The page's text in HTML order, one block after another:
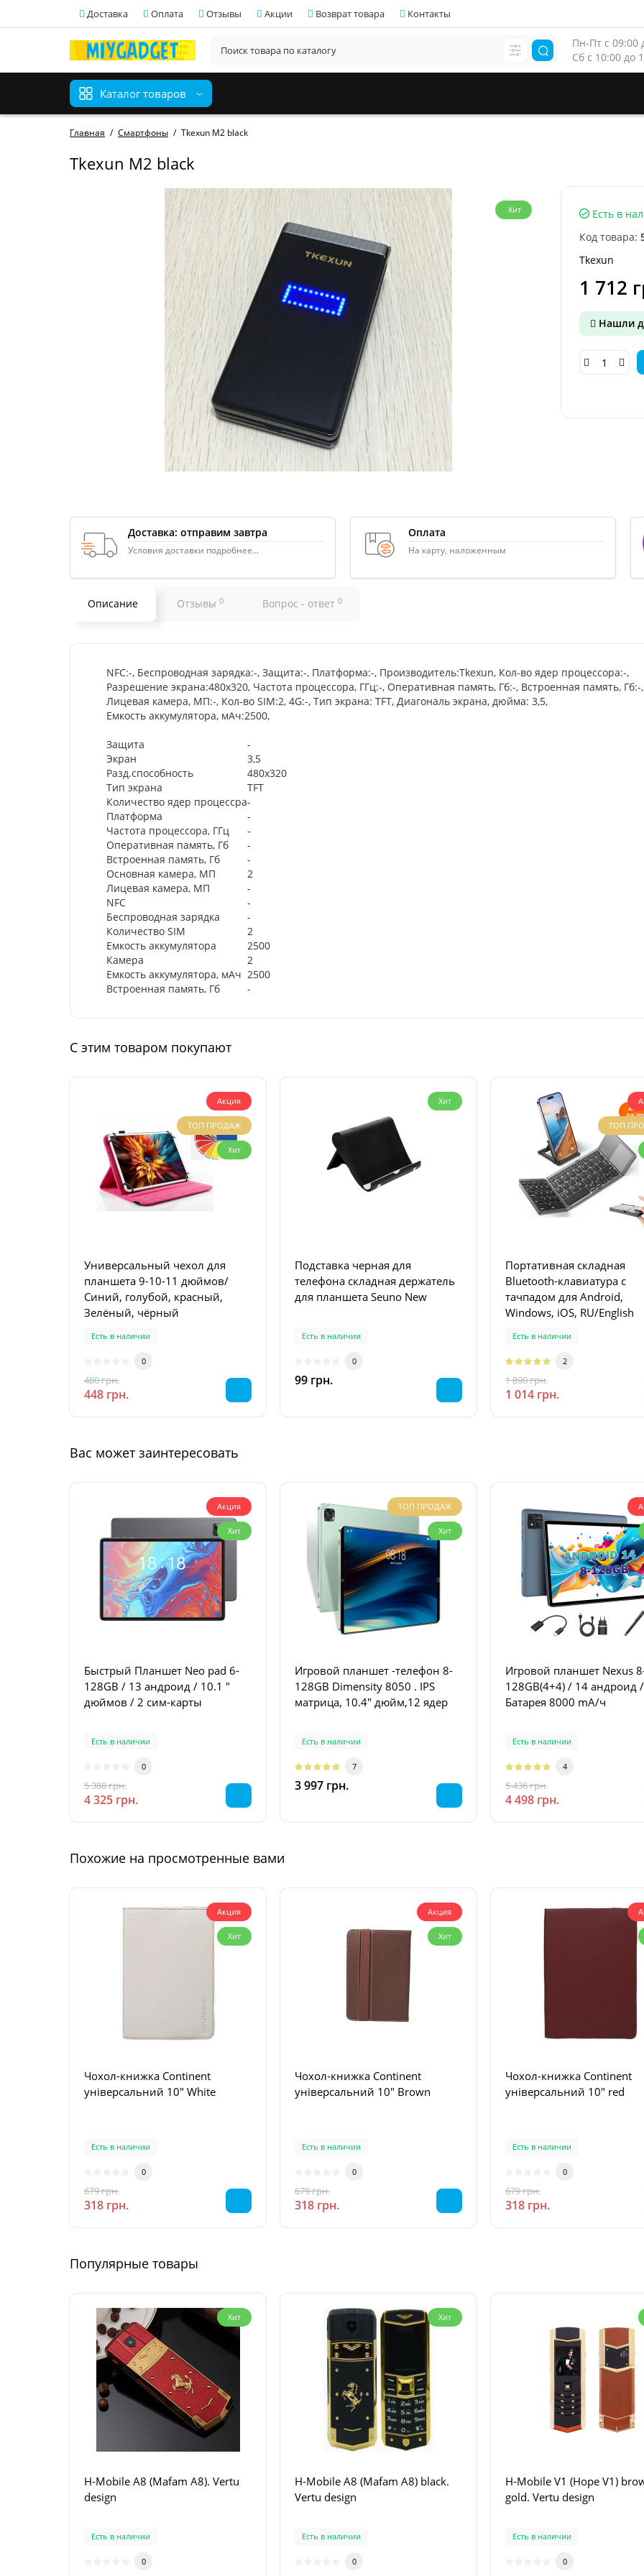
Доставка Оплата Отзывы Акции Возврат товара Контакты
Пн-Пт с 09:00
Сб с 10:00 до
Каталог товаров
Главная Смартфоны Tkexun M2 black
Tkexun M2 black
Хит Есть в
Код товара:
Tkexun
1 712
Нашли
Доставка: отправим завтра
Условия доставки подробнее...
Оплата
На карту, наложенным
Описание Отзывы 0 Вопрос - ответ 0
NFC:-, Беспроводная зарядка:-, Защита:-, Платформа:-, Производитель:Tkexun, Кол-во ядер процессора:-,
Разрешение экрана:480x320, Частота процессора, ГГц:-, Оперативная память, Гб:-, Встроенная память,
Лицевая камера, МП:-, Кол-во SIM:2, 4G:-, Тип экрана: TFT, Диагональ экрана, дюйма: 3,5,
Емкость аккумулятора, мАч:2500,
Защита
-
Экран
3,5
Разд.способность
480x320
Тип экрана
TFT
Количество ядер процессра-
Платформа
-
Частота процессора, ГГц
-
Оперативная память, Гб
-
Встроенная память, Гб
-
Основная камера, МП
2
Лицевая камера, МП
-
NFC
-
Беспроводная зарядка
-
Количество SIM
2
Емкость аккумулятора
2500
Камера
2
Емкость аккумулятора, мАч 2500
Встроенная память, Гб
-
С этим товаром покупают
Акция
ТОП ПРОДАЖ
Хит
Универсальный чехол для
планшета 9-10-11 дюймов/
Синий, голубой, красный,
Зелёный, чёрный
Есть в наличии
0
480 грн.
448 грн.
Хит
Подставка черная для
телефона складная держатель
для планшета Seuno New
Есть в наличии
0
99 грн.
ТОП
Портативная складная
Bluetooth-клавиатура с
тачпадом для Android,
Windows, iOS, RU/English
Есть в наличии
2
1 890 грн.
1 014 грн.
Вас может заинтересовать
Акция
Хит
Быстрый Планшет Neo pad 6-
128GB / 13 андроид / 10.1 "
дюймов / 2 сим-карты
Есть в наличии
0
5 388 грн.
4 325 грн.
ТОП ПРОДАЖ
Хит
Игровой планшет -телефон 8-
128GB Dimensity 8050 . IPS
матрица, 10.4" дюйм,12 ядер
Есть в наличии
7
3 997 грн.
Игровой планшет Nexus
128GB(4+4) / 14 андроид /
Батарея 8000 mA/ч
Есть в наличии
4
5 436 грн.
4 498 грн.
Похожие на просмотренные вами
Акция
Хит
Чохол-книжка Continent
універсальний 10" White
Есть в наличии
0
679 грн.
318 грн.
Акция
Хит
Чохол-книжка Continent
універсальний 10" Brown
Есть в наличии
0
679 грн.
318 грн.
Чохол-книжка Continent
універсальний 10" red
Есть в наличии
0
679 грн.
318 грн.
Популярные товары
Хит
H-Mobile A8 (Mafam A8). Vertu
design
Есть в наличии
0
Хит
H-Mobile A8 (Mafam A8) black.
Vertu design
Есть в наличии
0
H-Mobile V1 (Hope V1)
gold. Vertu design
Есть в наличии
0